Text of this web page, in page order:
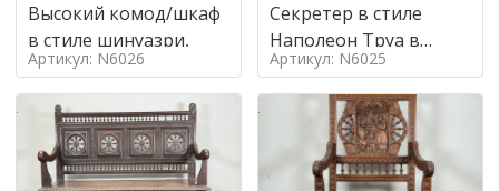
Высокий комод/шкаф
в стиле шинуазри,
Артикул: N6026
Секретер в стиле
Наполеон Труа в
стиле 19 век
Артикул: N6025